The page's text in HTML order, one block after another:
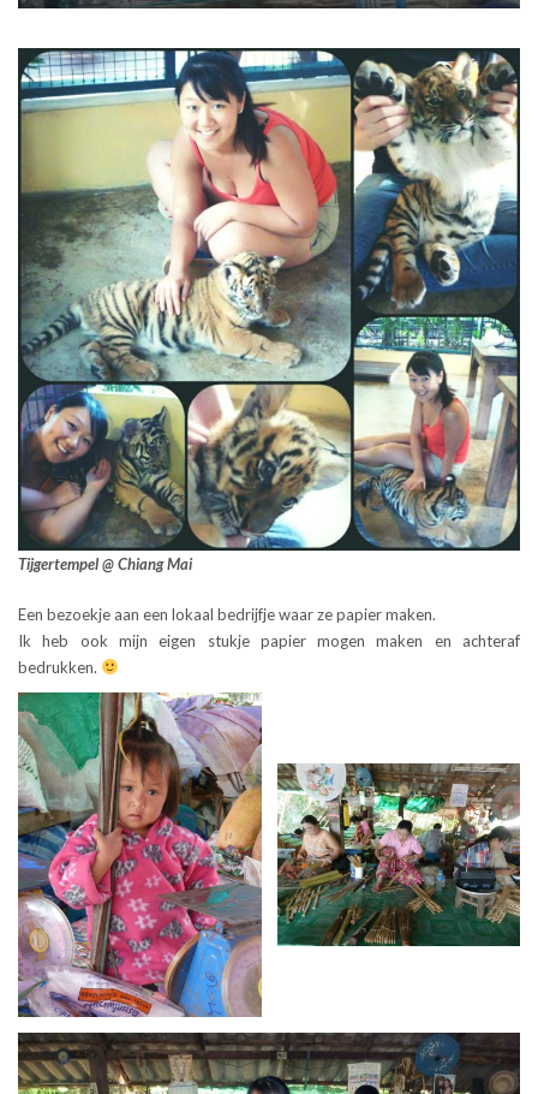
Tijgertempel @ Chiang Mai
Een bezoekje aan een lokaal bedrijfje waar ze papier maken.
Ik heb ook mijn eigen stukje papier mogen maken en achteraf
bedrukken.